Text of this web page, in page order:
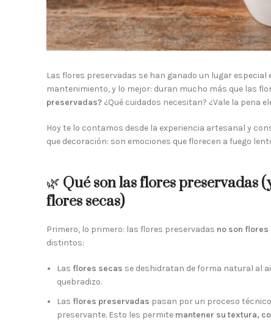
Las flores preservadas se han ganado un lugar
mantenimiento, y lo mejor: duran mucho más que las
preservadas? ¿Qué cuidados necesitan? ¿Vale la pena
Hoy te lo contamos desde la experiencia artesanal y
que decoración: son emociones que florecen a fuego
🌿 Qué son las flores preservadas
flores secas)
Primero, lo primero: las flores preservadas no son flores
distintos:
Las flores secas se deshidratan de forma natural al
quebradizo.
Las flores preservadas pasan por un proceso
preservante. Esto les permite mantener su textura,